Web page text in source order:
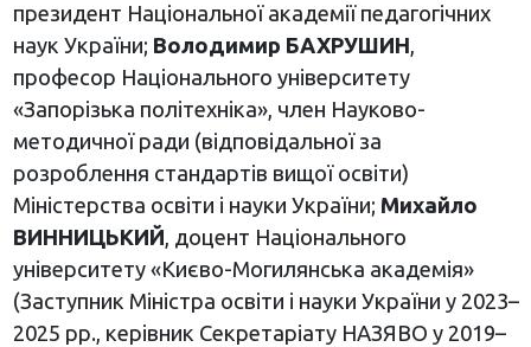
президент Національної академії педагогічних
наук України; Володимир БАХРУШИН,
професор Національного університету
«Запорізька політехніка», член Науково-
методичної ради (відповідальної за
розроблення стандартів вищої освіти)
Міністерства освіти і науки України; Михайло
ВИННИЦЬКИЙ, доцент Національного
університету «Києво-Могилянська академія»
(Заступник Міністра освіти і науки України у 2023–
2025 рр., керівник Секретаріату НАЗЯВО у 2019–